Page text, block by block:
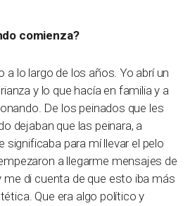
comienza?
a lo largo de los años. Yo abrí un
y lo que hacía en familia y a
De los peinados que les
dejaban que las peinara, a
significaba para mí llevar el pelo
a llegarme mensajes de
di cuenta de que esto iba más
Que era algo político y